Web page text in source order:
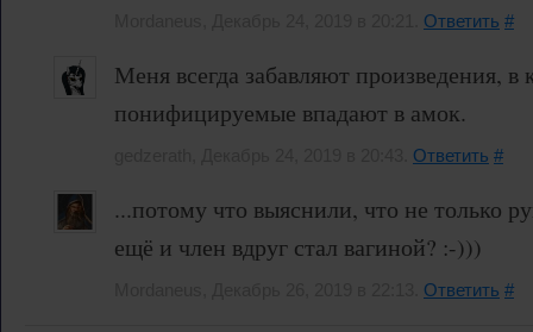
Ответить #
Меня всегда забавляют произведения, в
понифицируемые впадают в амок.
Ответить #
...потому что выяснили, что не только
ещё и член вдруг стал вагиной? :-)))
Ответить #